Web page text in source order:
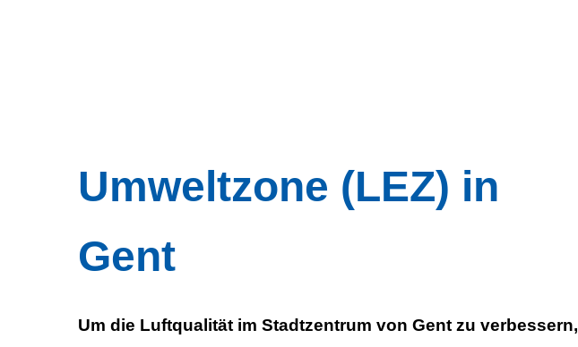
Umweltzone (LEZ) in
Gent
Um die Luftqualität im Stadtzentrum von Gent zu verbessern,